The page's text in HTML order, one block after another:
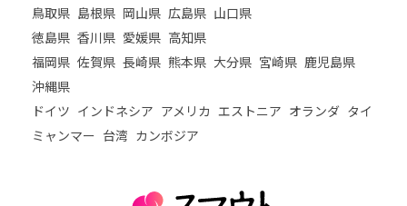
鳥取県 島根県 岡山県 広島県 山口県
徳島県 香川県 愛媛県 高知県
福岡県 佐賀県 長崎県 熊本県 大分県 宮崎県 鹿児島県
沖縄県
ドイツ インドネシア アメリカ エストニア オランダ タイ
ミャンマー 台湾 カンボジア